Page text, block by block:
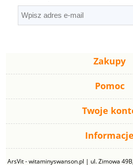
Zakupy
Pomoc
Twoje
Informacje
ArsVit - witaminyswanson.pl | ul. Zimowa